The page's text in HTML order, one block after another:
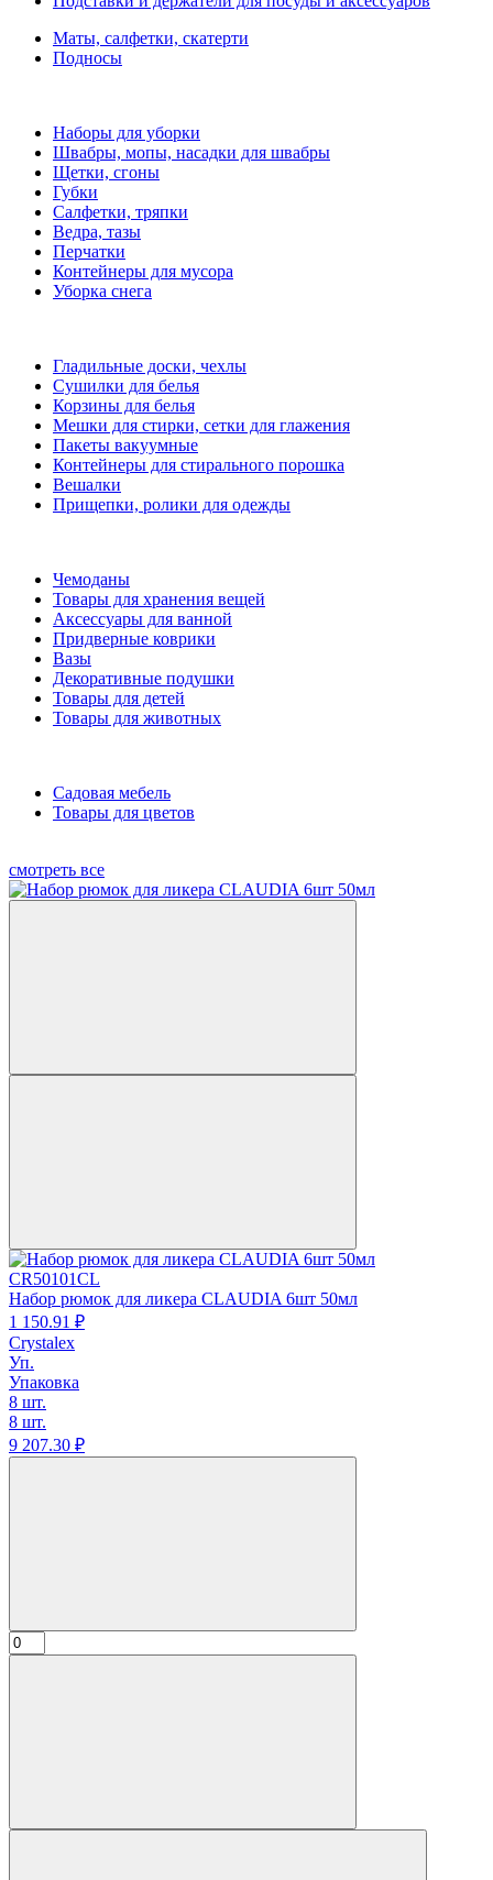
Маты, салфетки, скатерти
Подносы
Наборы для уборки
Швабры, мопы, насадки для швабры
Щетки, сгоны
Губки
Салфетки, тряпки
Ведра, тазы
Перчатки
Контейнеры для мусора
Уборка снега
Гладильные доски, чехлы
Сушилки для белья
Корзины для белья
Мешки для стирки, сетки для глажения
Пакеты вакуумные
Контейнеры для стирального порошка
Вешалки
Прищепки, ролики для одежды
Чемоданы
Товары для хранения вещей
Аксессуары для ванной
Придверные коврики
Вазы
Декоративные подушки
Товары для детей
Товары для животных
Садовая мебель
Товары для цветов
смотреть все
CR50101CL
Набор рюмок для ликера CLAUDIA 6шт 50мл
1 150.91 ₽
Crystalex
Уп.
Упаковка
8 шт.
8 шт.
9 207.30 ₽